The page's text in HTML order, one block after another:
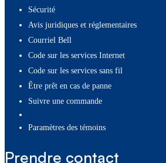
Sécurité
Avis juridiques et réglementaires
Courriel Bell
Code sur les services Internet
Code sur les services sans fil
Être prêt en cas de panne
Suivre une commande
paramètres des témoins
Prendre contact